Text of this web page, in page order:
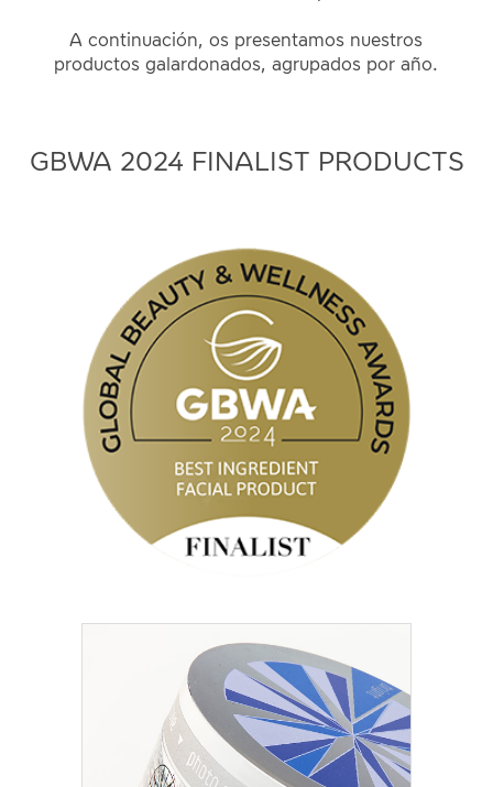
A continuación, os presentamos nuestros
productos galardonados, agrupados por año.
GBWA 2024 FINALIST PRODUCTS